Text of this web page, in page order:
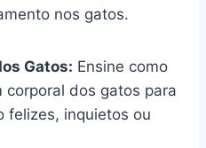
nos gatos.
Gatos: Ensine como
corporal dos gatos para
felizes, inquietos ou